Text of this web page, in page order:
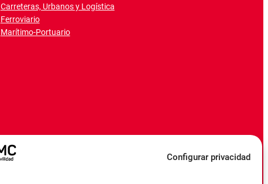
Configurar privacidad
Carreteras, Urbanos y Logística
Ferroviario
Marítimo-Portuario